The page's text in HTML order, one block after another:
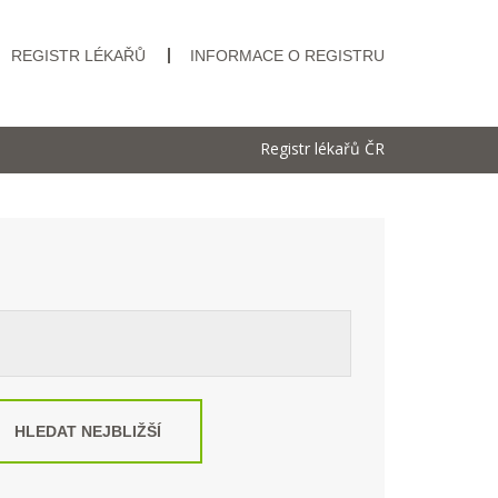
REGISTR LÉKAŘŮ INFORMACE O REGISTRU
Registr lékařů ČR
HLEDAT NEJBLIŽŠÍ